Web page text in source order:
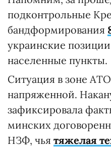
подконтрольные
бандформирования
украинские
населенные пункты.
Ситуация в зоне
напряженной.
зафиксировала
минских
НЗФ, чья тяжелая